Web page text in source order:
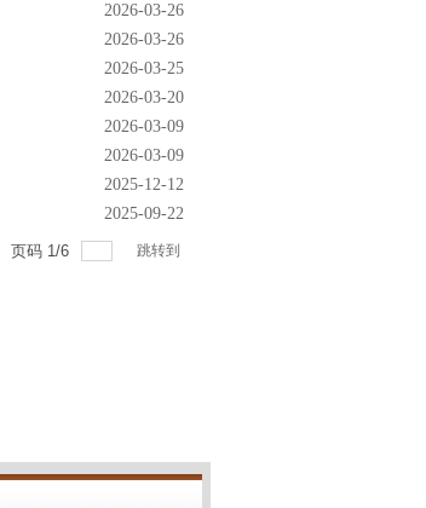
2026-03-26
2026-03-26
2026-03-25
2026-03-20
2026-03-09
2026-03-09
2025-12-12
2025-09-22
页码 1/6 跳转到